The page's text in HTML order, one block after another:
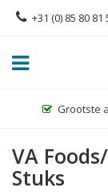
+31 (0) 85 80 81
Grootste
VA
Stuks